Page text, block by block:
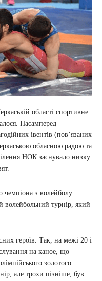
області спортивне
Насамперед
івентів (пов’язаних
обласною радою та
НОК заснувало низку
чемпіона з волейболу
волейбольний турнір, який
героїв. Так, на межі 20 і
на каное, що
золотого
але трохи пізніше, був